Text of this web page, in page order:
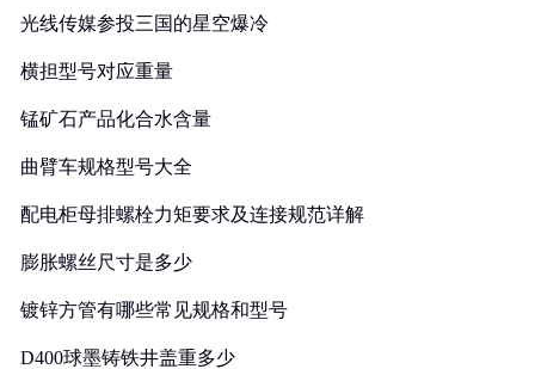
光线传媒参投三国的星空爆冷
横担型号对应重量
锰矿石产品化合水含量
曲臂车规格型号大全
配电柜母排螺栓力矩要求及连接规范详解
膨胀螺丝尺寸是多少
镀锌方管有哪些常见规格和型号
D400球墨铸铁井盖重多少